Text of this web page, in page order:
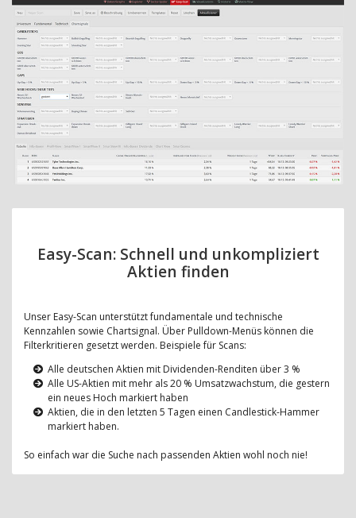
Easy-Scan: Schnell und unkompliziert
Aktien finden
Unser Easy-Scan unterstützt fundamentale und technische
Kennzahlen sowie Chartsignal. Über Pulldown-Menüs können die
Filterkritieren gesetzt werden. Beispiele für Scans:
Alle deutschen Aktien mit Dividenden-Renditen über 3 %
Alle US-Aktien mit mehr als 20 % Umsatzwachstum, die gestern
ein neues Hoch markiert haben
Aktien, die in den letzten 5 Tagen einen Candlestick-Hammer
markiert haben.
So einfach war die Suche nach passenden Aktien wohl noch nie!